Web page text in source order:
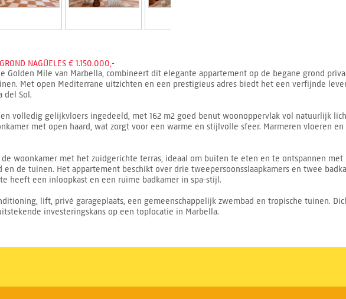
NAGÜELES € 1.150.000,-
Golden Mile van Marbella, combineert dit elegante appartement op de begane grond
Met open Mediterrane uitzichten en een prestigieus adres biedt het een verfijnde
del Sol.
volledig gelijkvloers ingedeeld, met 162 m2 goed benut woonoppervlak vol natuurlijk
met open haard, wat zorgt voor een warme en stijlvolle sfeer. Marmeren vloeren
woonkamer met het zuidgerichte terras, ideaal om buiten te eten en te ontspannen met
en de tuinen. Het appartement beschikt over drie tweepersoonsslaapkamers en twee
heeft een inloopkast en een ruime badkamer in spa-stijl.
lift, privé garageplaats, een gemeenschappelijk zwembad en tropische tuinen.
investeringskans op een toplocatie in Marbella.